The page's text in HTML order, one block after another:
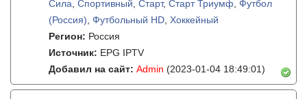
Сила Спортивный Старт, Старт Триумф Футбол
(Россия) Футбольный HD Хоккейный
Регион: Россия
Источник: EPG IPTV
Добавил на сайт: Admin (2023-01-04 18:49:01)